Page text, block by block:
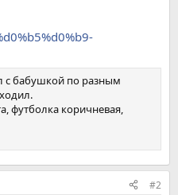
с бабушкой по разным
футболка коричневая,
#2